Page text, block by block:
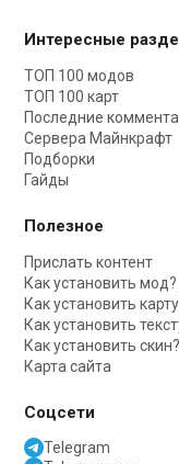
Интересные
ТОП 100 модов
ТОП 100 карт
Последние
Сервера Майнкрафт
Подборки
Гайды
Полезное
Прислать контент
Как установить мод?
Как установить
Как установить
Как установить скин?
Карта сайта
Соцсети
Telegram